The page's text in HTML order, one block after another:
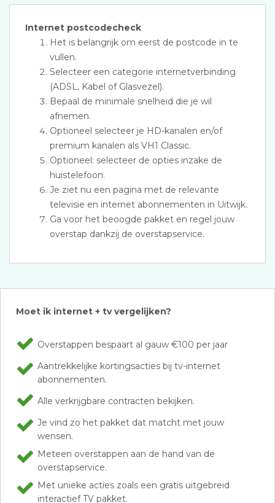
Internet postcodecheck
Het is belangrijk om eerst de postcode in te
vullen.
Selecteer een categorie internetverbinding
(ADSL, Kabel of Glasvezel).
Bepaal de minimale snelheid die je wil
afnemen.
Optioneel selecteer je HD-kanalen en/of
premium kanalen als VH1 Classic.
Optioneel: selecteer de opties inzake de
huistelefoon.
Je ziet nu een pagina met de relevante
televisie en internet abonnementen in Uitwijk.
Ga voor het beoogde pakket en regel jouw
overstap dankzij de overstapservice.
Moet ik internet + tv vergelijken?
Overstappen bespaart al gauw €100 per jaar
Aantrekkelijke kortingsacties bij tv-internet
abonnementen.
Alle verkrijgbare contracten bekijken.
Je vind zo het pakket dat matcht met jouw
wensen.
Meteen overstappen aan de hand van de
overstapservice.
Met unieke acties zoals een gratis uitgebreid
interactief TV pakket.